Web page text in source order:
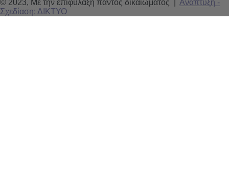
© 2023, Με την επιφύλαξη παντός δικαιώματος | Ανάπτυξη -
Σχεδίαση: ΔΙΚΤΥΟ